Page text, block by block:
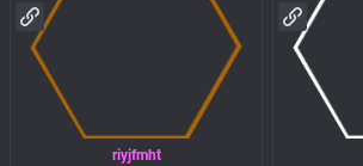
riyjfmht